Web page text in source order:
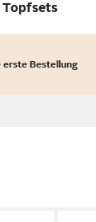
Topfsets
erste Bestellung